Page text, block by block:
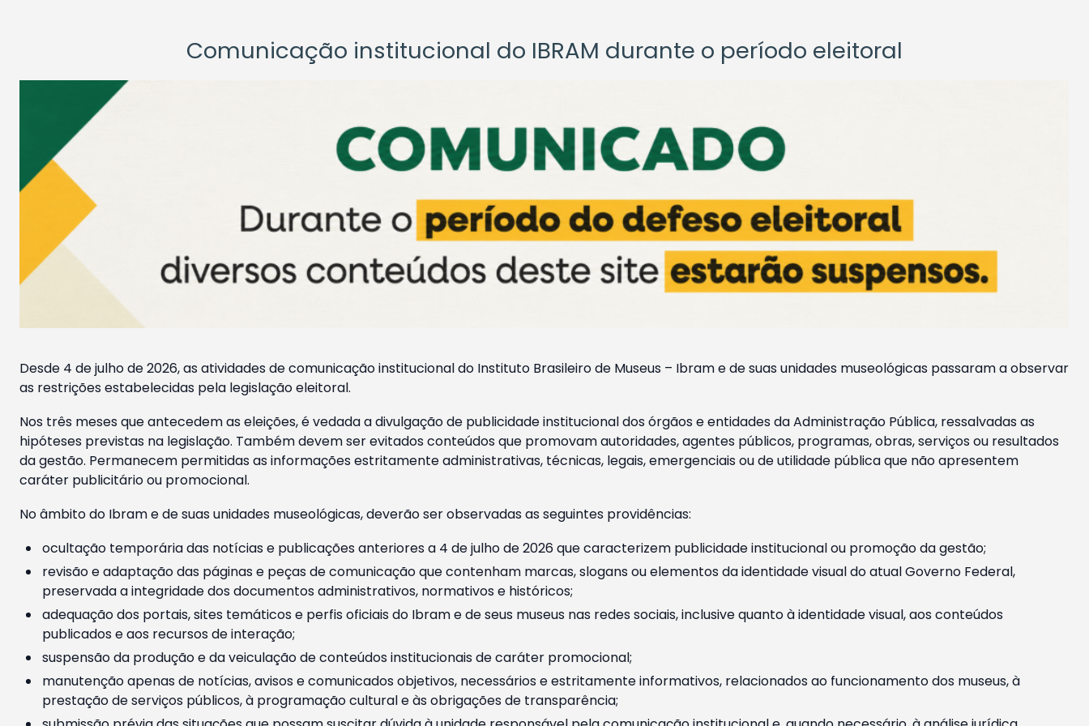
Comunicação institucional do IBRAM durante o período eleitoral
Desde 4 de julho de 2026, as atividades de comunicação institucional do Instituto Brasileiro de Museus – Ibram e de suas unidades museológicas passaram a observar
as restrições estabelecidas pela legislação eleitoral.
Nos três meses que antecedem as eleições, é vedada a divulgação de publicidade institucional dos órgãos e entidades da Administração Pública, ressalvadas as
hipóteses previstas na legislação. Também devem ser evitados conteúdos que promovam autoridades, agentes públicos, programas, obras, serviços ou resultados
da gestão. Permanecem permitidas as informações estritamente administrativas, técnicas, legais, emergenciais ou de utilidade pública que não apresentem
caráter publicitário ou promocional.
No âmbito do Ibram e de suas unidades museológicas, deverão ser observadas as seguintes providências:
ocultação temporária das notícias e publicações anteriores a 4 de julho de 2026 que caracterizem publicidade institucional ou promoção da gestão;
revisão e adaptação das páginas e peças de comunicação que contenham marcas, slogans ou elementos da identidade visual do atual Governo Federal,
preservada a integridade dos documentos administrativos, normativos e históricos;
adequação dos portais, sites temáticos e perfis oficiais do Ibram e de seus museus nas redes sociais, inclusive quanto à identidade visual, aos conteúdos
publicados e aos recursos de interação;
suspensão da produção e da veiculação de conteúdos institucionais de caráter promocional;
manutenção apenas de notícias, avisos e comunicados objetivos, necessários e estritamente informativos, relacionados ao funcionamento dos museus, à
prestação de serviços públicos, à programação cultural e às obrigações de transparência;